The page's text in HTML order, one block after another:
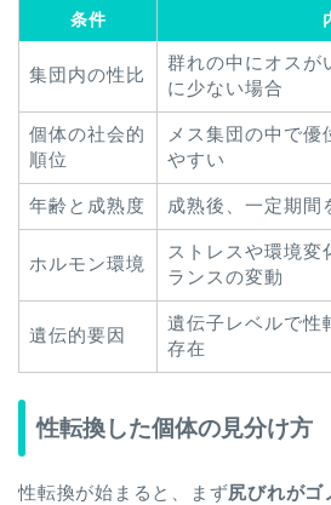
条件
集団内の性比
群れの中にオスが
に少ない場合
個体の社会的
順位
メス集団の中で優
やすい
年齢と成熟度 成熟後、一定期間
ホルモン環境
ストレスや環境変
ランスの変動
遺伝的要因
遺伝子レベルで性
存在
性転換した個体の見分け方
性転換が始まると、まず尻びれがゴ